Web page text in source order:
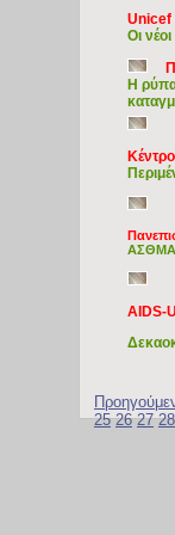
Unicef
Οι
Η
AΣΘΜΑ:
AIDS-
25 26 27 28